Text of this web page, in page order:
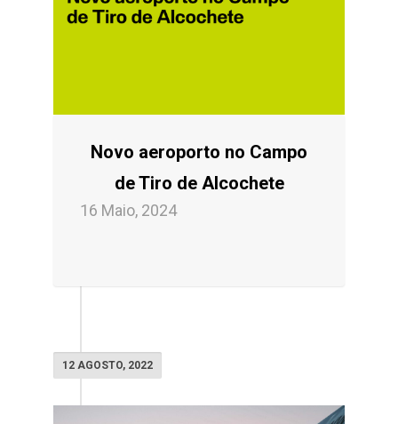
Novo aeroporto no Campo
de Tiro de Alcochete
16 Maio, 2024
12 AGOSTO, 2022